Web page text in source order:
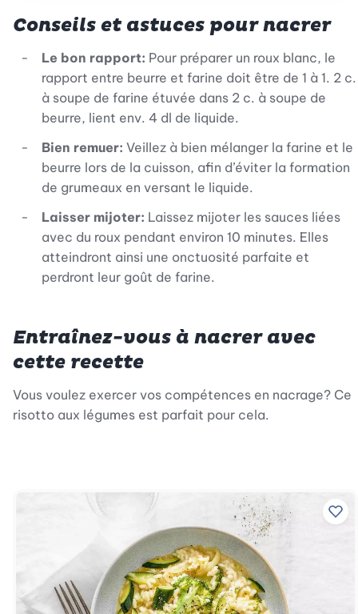
Conseils et astuces pour nacrer
Le bon rapport: Pour préparer un roux blanc, le
rapport entre beurre et farine doit être de 1 à 1. 2 c.
à soupe de farine étuvée dans 2 c. à soupe de
beurre, lient env. 4 dl de liquide.
Bien remuer: Veillez à bien mélanger la farine et le
beurre lors de la cuisson, afin d’éviter la formation
de grumeaux en versant le liquide.
Laisser mijoter: Laissez mijoter les sauces liées
avec du roux pendant environ 10 minutes. Elles
atteindront ainsi une onctuosité parfaite et
perdront leur goût de farine.
Entraînez-vous à nacrer avec
cette recette
Vous voulez exercer vos compétences en nacrage? Ce
risotto aux légumes est parfait pour cela.